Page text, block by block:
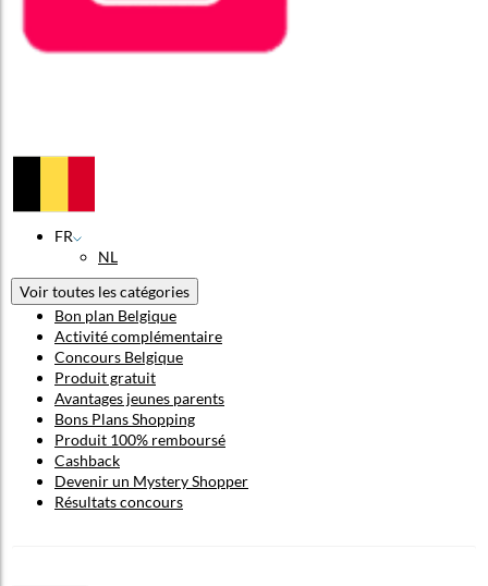
FR
NL
Voir toutes les catégories
Bon plan Belgique
Activité complémentaire
Concours Belgique
Produit gratuit
Avantages jeunes parents
Bons Plans Shopping
Produit 100% remboursé
Cashback
Devenir un Mystery Shopper
Résultats concours